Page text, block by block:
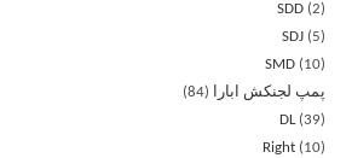
SDD 2
SDJ
5
SMD
10
پمپ لجنکش ابارا
84
DL 39
Right
10